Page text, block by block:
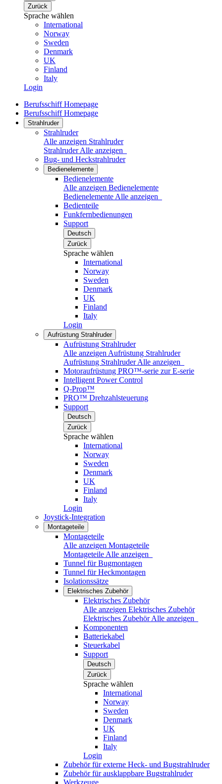
Zurück
Sprache wählen
International
Norway
Sweden
Denmark
UK
Finland
Italy
Login
Berufsschiff Homepage
Berufsschiff Homepage
Strahlruder
Strahlruder
Alle anzeigen Strahlruder
StrahlruderAlle anzeigen
Bug- und Heckstrahlruder
Bedienelemente
Bedienelemente
Alle anzeigen Bedienelemente
Bedienelemente Alle anzeigen
Bedienteile
Funkfernbedienungen
Support
Deutsch
Zurück
Sprache wählen
International
Norway
Sweden
Denmark
UK
Finland
Italy
Login
Aufrüstung Strahlruder
Aufrüstung Strahlruder
Alle anzeigen Aufrüstung Strahlruder
Aufrüstung StrahlruderAlle anzeigen
Motoraufrüstung PRO™-serie zur E-serie
Intelligent Power Control
Q-Prop™
PRO™ Drehzahlsteuerung
Support
Deutsch
Zurück
Sprache wählen
International
Norway
Sweden
Denmark
UK
Finland
Italy
Login
Joystick-Integration
Montageteile
Montageteile
Alle anzeigen Montageteile
Montageteile Alle anzeigen
Tunnel für Bugmontagen
Tunnel für Heckmontagen
Isolationssätze
Elektrisches Zubehör
Elektrisches Zubehör
Alle anzeigen Elektrisches Zubehör
Elektrisches ZubehörAlle anzeigen
Komponenten
Batteriekabel
Steuerkabel
Support
Deutsch
Zurück
Sprache wählen
International
Norway
Sweden
Denmark
UK
Finland
Italy
Login
Zubehör für externe Heck- und Bugstrahlruder
Zubehör für ausklappbare Bugstrahlruder
Werkzeuge